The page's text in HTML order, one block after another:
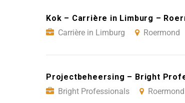
Kok – Carrière in Limburg –
Carrière in Limburg
Roermond
Projectbeheersing – Bright
Bright Professionals
Roermond